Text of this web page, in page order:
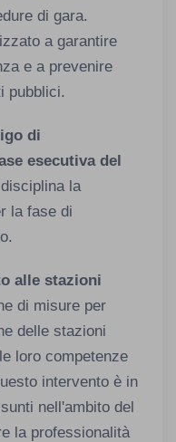
di gara.
a garantire
e a prevenire
pubblici.
di
esecutiva del
la
la fase di
alle stazioni
di misure per
delle stazioni
loro competenze
intervento è in
nell'ambito del
la professionalità